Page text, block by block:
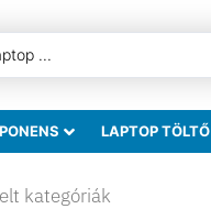
LAPTOP TÖLTŐ
kategóriák